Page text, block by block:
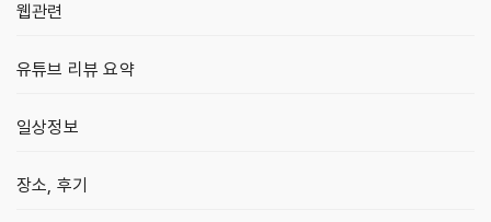
웹관련
유튜브 리뷰 요약
일상정보
장소, 후기